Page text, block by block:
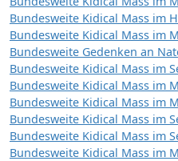
Bundesweite Kidical Mass im
Bundesweite Kidical Mass im
Bundesweite Gedenken an
Bundesweite Kidical Mass im
Bundesweite Kidical Mass im
Bundesweite Kidical Mass im
Bundesweite Kidical Mass im
Bundesweite Kidical Mass im
Bundesweite Kidical Mass im